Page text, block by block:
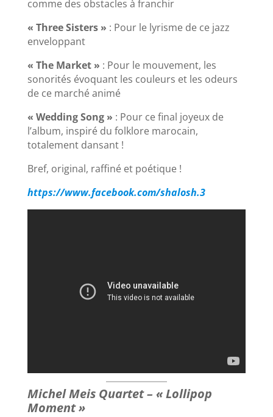
comme des obstacles à franchir
« Three Sisters » : Pour le lyrisme de ce jazz
enveloppant
« The Market » : Pour le mouvement, les
sonorités évoquant les couleurs et les odeurs
de ce marché animé
« Wedding Song » : Pour ce final joyeux de
l’album, inspiré du folklore marocain,
totalement dansant !
Bref, original, raffiné et poétique !
https://www.facebook.com/shalosh.3
Michel Meis Quartet – «Lollipop
Moment»